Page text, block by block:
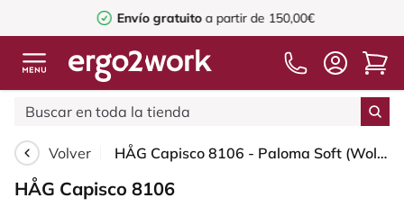
Envío gratuito a partir de 150,00€
Volver HÅG Capisco 8106 - Paloma Soft (Wollsdorf) - Cuero semi-anilina - PL56100 Black - Blush Rose - 150mm (seat height 40–55cm) - Glides
HÅG Capisco 8106